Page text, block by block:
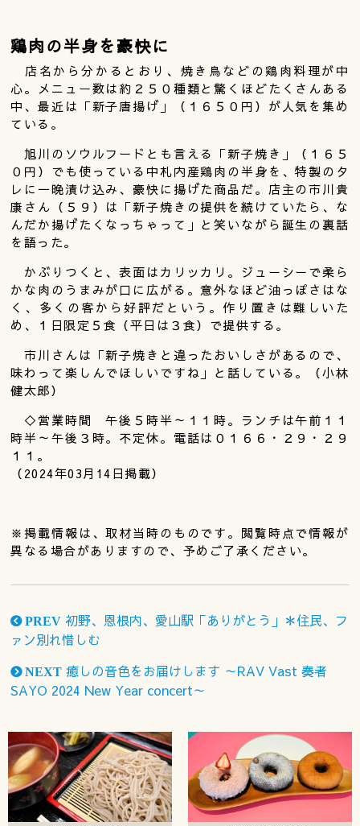
鶏肉の半身を豪快に
店名から分かるとおり、焼き鳥などの鶏肉料理が中
心。メニュー数は約２５０種類と驚くほどたくさんある
中、最近は「新子唐揚げ」（１６５０円）が人気を集め
ている。
旭川のソウルフードとも言える「新子焼き」（１６５
０円）でも使っている中札内産鶏肉の半身を、特製のタ
レに一晩漬け込み、豪快に揚げた商品だ。店主の市川貴
康さん（５９）は「新子焼きの提供を続けていたら、な
んだか揚げたくなっちゃって」と笑いながら誕生の裏話
を語った。
かぶりつくと、表面はカリッカリ。ジューシーで柔ら
かな肉のうまみが口に広がる。意外なほど油っぽさはな
く、多くの客から好評だという。作り置きは難しいた
め、１日限定５食（平日は３食）で提供する。
市川さんは「新子焼きと違ったおいしさがあるので、
味わって楽しんでほしいですね」と話している。（小林
健太郎）
◇営業時間 午後５時半～１１時。ランチは午前１１
時半～午後３時。不定休。電話は０１６６・２９・２９
１１。
（2024年03月14日掲載）
※掲載情報は、取材当時のものです。閲覧時点で情報が
異なる場合がありますので、予めご了承ください。
PREV 初野、恩根内、愛山駅「ありがとう」＊住民、フ
ァン別れ惜しむ
NEXT 癒しの音色をお届けします ～RAV Vast 奏者
SAYO 2024 New Year concert～